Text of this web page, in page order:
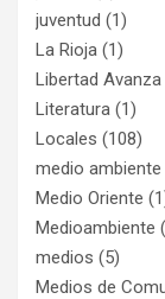
juventud (1)
La Rioja (1)
Libertad Avanza
Literatura (1)
Locales (108)
medio ambiente
Medio Oriente
Medioambiente
medios (5)
Medios de